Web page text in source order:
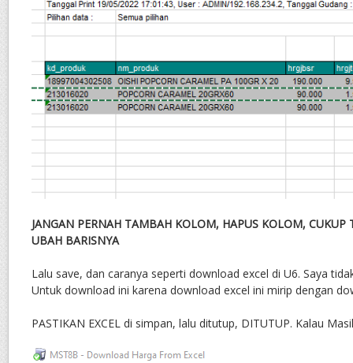
JANGAN PERNAH TAMBAH KOLOM, HAPUS KOLOM, CUKUP
UBAH BARISNYA
Lalu save, dan caranya seperti download excel di U6. Saya
Untuk download ini karena download excel ini mirip dengan
PASTIKAN EXCEL di simpan, lalu ditutup, DITUTUP. Kalau